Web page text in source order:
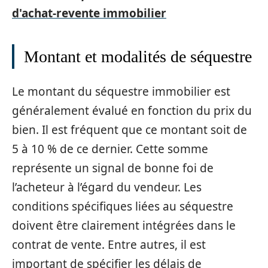
d'achat-revente immobilier
Montant et modalités de séquestre
Le montant du séquestre immobilier est
généralement évalué en fonction du prix du
bien. Il est fréquent que ce montant soit de
5 à 10 % de ce dernier. Cette somme
représente un signal de bonne foi de
l’acheteur à l’égard du vendeur. Les
conditions spécifiques liées au séquestre
doivent être clairement intégrées dans le
contrat de vente. Entre autres, il est
important de spécifier les délais de